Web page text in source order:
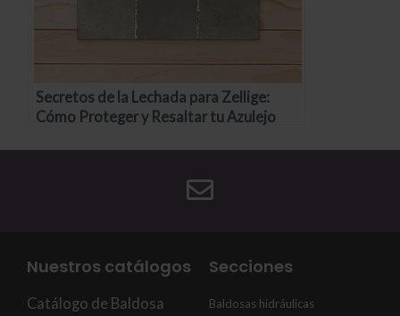
Secretos de la Lechada para Zellige:
Cómo Proteger y Resaltar tu Azulejo
Nuestros catálogos
Catálogo de Baldosa
Secciones
Baldosas hidráulicas